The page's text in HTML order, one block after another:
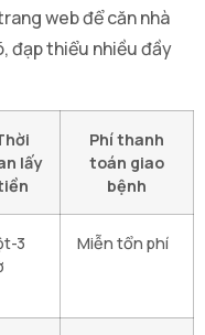
web để căn nhà
đạp thiểu nhiều đầy
lấy
Phí thanh
toán giao
bệnh
3
Miễn tổn phí